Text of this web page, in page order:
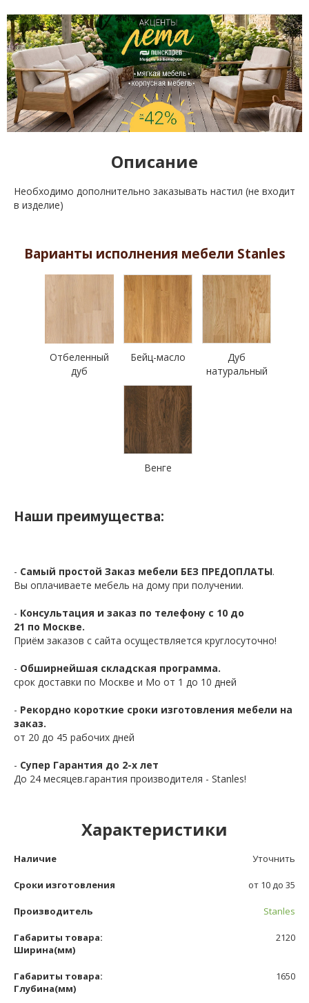
Описание
Необходимо дополнительно заказывать настил (не входит
в изделие)
Варианты исполнения мебели Stanles
Отбеленный
дуб
Бейц-масло
Дуб
натуральный
Венге
Наши преимущества:
- Самый простой Заказ мебели БЕЗ ПРЕДОПЛАТЫ.
Вы оплачиваете мебель на дому при получении.
- Консультация и заказ по телефону с 10 до
21 по Москве.
Приём заказов с сайта осуществляется круглосуточно!
- Обширнейшая складская программа.
срок доставки по Москве и Мо от 1 до 10 дней
- Рекордно короткие сроки изготовления мебели на
заказ.
от 20 до 45 рабочих дней
- Супер Гарантия до 2-х лет
До 24 месяцев.гарантия производителя - Stanles!
Характеристики
Наличие Уточнить
Сроки изготовления от 10 до 35
Производитель Stanles
Габариты товара:
Ширина(мм)
2120
Габариты товара:
Глубина(мм)
1650